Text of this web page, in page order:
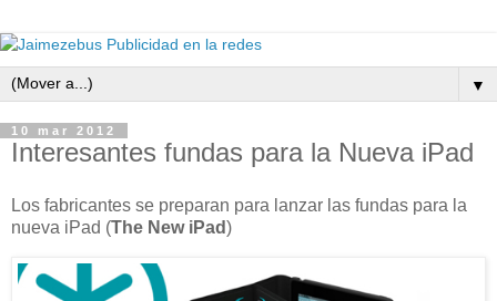
▼
10 mar 2012
Interesantes fundas para la Nueva iPad
Los fabricantes se preparan para lanzar las fundas para la
nueva iPad (The New iPad)